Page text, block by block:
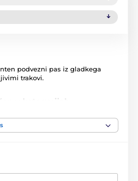
podvezni pas iz gladkega
trakovi.
v kategorijah